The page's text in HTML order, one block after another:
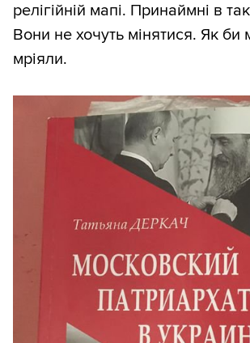
релігійній мапі. Принаймні в
Вони не хочуть мінятися. Як би
мріяли.